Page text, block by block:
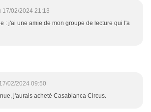
17/02/2024 21:13
: j'ai une amie de mon groupe de lecture qui l'a
17/02/2024 09:50
j'aurais acheté Casablanca Circus.